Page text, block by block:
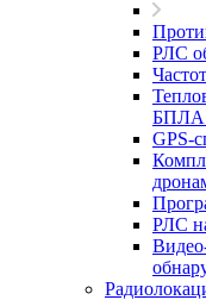
РЛС
БПЛА
GPS-
РЛС